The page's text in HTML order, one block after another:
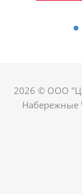
2026 © ООО
Набережные